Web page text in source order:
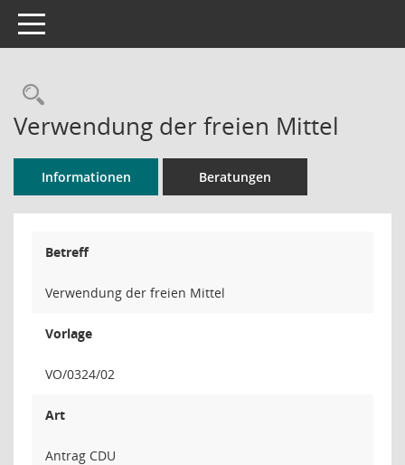
Toggle navigation
Rechercheauswahl
Verwendung der freien Mittel
Informationen Beratungen
Betreff
Verwendung der freien Mittel
Vorlage
VO/0324/02
Art
Antrag CDU